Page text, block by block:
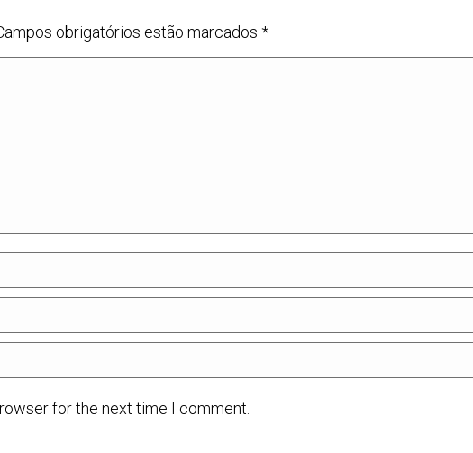
obrigatórios estão marcados *
for the next time I comment.